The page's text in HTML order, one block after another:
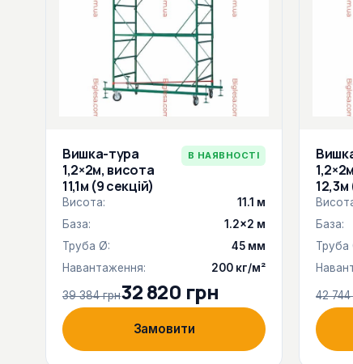
Вишка-тура
1,2×2м, висота
11,1м (9 секцій)
В НАЯВНОСТІ
Висота:
11.1 м
База:
1.2×2 м
Труба Ø:
45 мм
Навантаження:
200 кг/м²
39 384 грн32 820 грн
Замовити
12,3м
База:
Труба
42 744